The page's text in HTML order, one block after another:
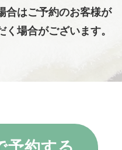
合はご予約のお客様が
場合がございます。